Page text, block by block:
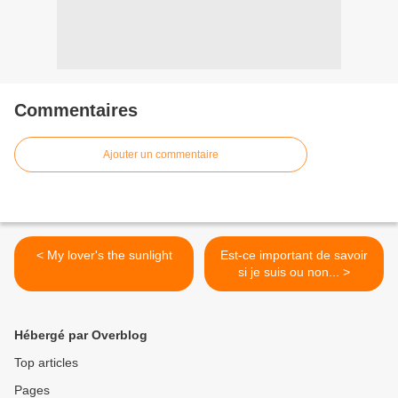
Commentaires
Ajouter un commentaire
< My lover's the sunlight
Est-ce important de savoir
si je suis ou non... >
Hébergé par Overblog
Top articles
Pages